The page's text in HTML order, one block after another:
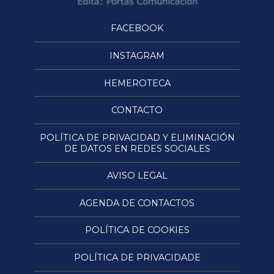
FACEBOOK
INSTAGRAM
HEMEROTECA
CONTACTO
POLÍTICA DE PRIVACIDAD Y ELIMINACIÓN
DE DATOS EN REDES SOCIALES
AVISO LEGAL
AGENDA DE CONTACTOS
POLÍTICA DE COOKIES
POLÍTICA DE PRIVACIDADE